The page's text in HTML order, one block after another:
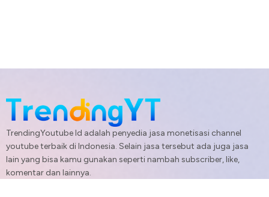
TrendingYoutube Id adalah penyedia jasa monetisasi channel
youtube terbaik di Indonesia. Selain jasa tersebut ada juga jasa
lain yang bisa kamu gunakan seperti nambah subscriber, like,
komentar dan lainnya.